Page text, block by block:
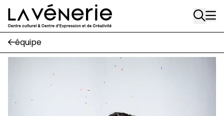
Aller au contenu principal
Rue Gratès, 3
1170 Watermael-Boitsfort
02 663 85 50
1170 Watermael-Boitsfort
02 663 85 50
équipe